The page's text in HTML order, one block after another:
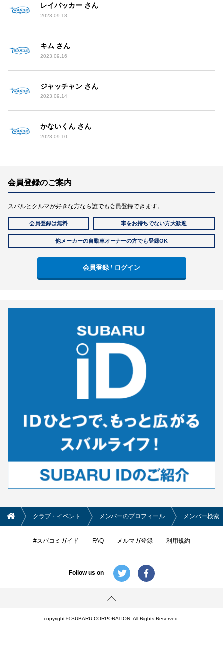
レイバッカー さん
2023.09.18
キム さん
2023.09.16
ジャッチャン さん
2023.09.14
かないくん さん
2023.09.10
会員登録のご案内
スバルとクルマが好きな方なら誰でも会員登録できます。
会員登録は無料 車をお持ちでない方大歓迎
他メーカーの自動車オーナーの方でも登録OK
会員登録 / ログイン
クラブ・イベント メンバーのプロフィール メンバー検索
#スバコミガイド FAQ メルマガ登録 利用規約
Follow us on
copyright © SUBARU CORPORATION. All Rights Reserved.